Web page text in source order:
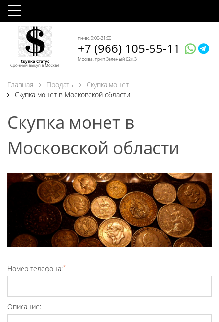
Скупка Статус
Срочный выкуп в Москве
пн-вс, 9:00-21:00
+7 (966) 105-55-11
Москва, пр-кт Зеленый 62 к.3
Главная Продать
Скупка монет
Скупка монет в Московской области
Скупка монет в
Московской области
Номер телефона:*
Описание: